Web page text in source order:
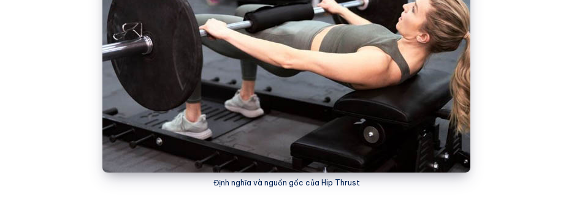
Định nghĩa và nguồn gốc của Hip Thrust